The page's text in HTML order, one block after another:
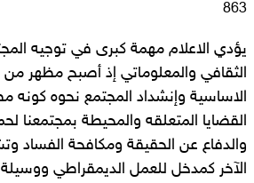
863
يؤدي الاعلام مهمة كبرى في توجيه
الثقافي والمعلوماتي إذ أصبح مظهر من
الاساسية وإنشداد المجتمع نحوه كونه
القضايا المتعلقه والمحيطة بمجتمعنا
والدفاع عن الحقيقة ومكافحة الفساد
الآخر كمدخل للعمل الديمقراطي ووسيلة